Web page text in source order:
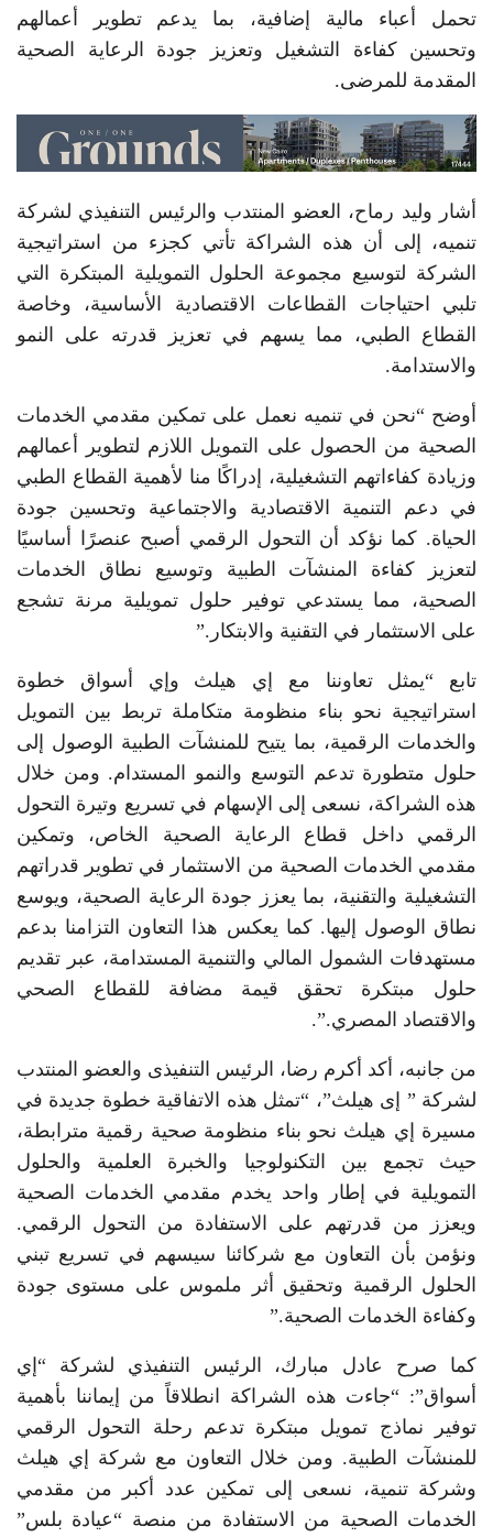
تحمل أعباء مالية إضافية، بما يدعم تطوير أعمالهم
وتحسين كفاءة التشغيل وتعزيز جودة الرعاية الصحية
المقدمة للمرضى.
أشار وليد رماح، العضو المنتدب والرئيس التنفيذي لشركة
تنميه، إلى أن هذه الشراكة تأتي كجزء من استراتيجية
الشركة لتوسيع مجموعة الحلول التمويلية المبتكرة التي
تلبي احتياجات القطاعات الاقتصادية الأساسية، وخاصة
القطاع الطبي، مما يسهم في تعزيز قدرته على النمو
والاستدامة.
أوضح “نحن في تنميه نعمل على تمكين مقدمي الخدمات
الصحية من الحصول على التمويل اللازم لتطوير أعمالهم
وزيادة كفاءاتهم التشغيلية، إدراكًا منا لأهمية القطاع الطبي
في دعم التنمية الاقتصادية والاجتماعية وتحسين جودة
الحياة. كما نؤكد أن التحول الرقمي أصبح عنصرًا أساسيًا
لتعزيز كفاءة المنشآت الطبية وتوسيع نطاق الخدمات
الصحية، مما يستدعي توفير حلول تمويلية مرنة تشجع
على الاستثمار في التقنية والابتكار.”
تابع “يمثل تعاوننا مع إي هيلث وإي أسواق خطوة
استراتيجية نحو بناء منظومة متكاملة تربط بين التمويل
والخدمات الرقمية، بما يتيح للمنشآت الطبية الوصول إلى
حلول متطورة تدعم التوسع والنمو المستدام. ومن خلال
هذه الشراكة، نسعى إلى الإسهام في تسريع وتيرة التحول
الرقمي داخل قطاع الرعاية الصحية الخاص، وتمكين
مقدمي الخدمات الصحية من الاستثمار في تطوير قدراتهم
التشغيلية والتقنية، بما يعزز جودة الرعاية الصحية، ويوسع
نطاق الوصول إليها. كما يعكس هذا التعاون التزامنا بدعم
مستهدفات الشمول المالي والتنمية المستدامة، عبر تقديم
حلول مبتكرة تحقق قيمة مضافة للقطاع الصحي
والاقتصاد المصري.”.
من جانبه، أكد أكرم رضا، الرئيس التنفيذى والعضو المنتدب
لشركة ” إى هيلث”، “تمثل هذه الاتفاقية خطوة جديدة في
مسيرة إي هيلث نحو بناء منظومة صحية رقمية مترابطة،
حيث تجمع بين التكنولوجيا والخبرة العلمية والحلول
التمويلية في إطار واحد يخدم مقدمي الخدمات الصحية
ويعزز من قدرتهم على الاستفادة من التحول الرقمي.
ونؤمن بأن التعاون مع شركائنا سيسهم في تسريع تبني
الحلول الرقمية وتحقيق أثر ملموس على مستوى جودة
وكفاءة الخدمات الصحية.”
كما صرح عادل مبارك، الرئيس التنفيذي لشركة “إي
أسواق”: “جاءت هذه الشراكة انطلاقاً من إيماننا بأهمية
توفير نماذج تمويل مبتكرة تدعم رحلة التحول الرقمي
للمنشآت الطبية. ومن خلال التعاون مع شركة إي هيلث
وشركة تنمية، نسعى إلى تمكين عدد أكبر من مقدمي
الخدمات الصحية من الاستفادة من منصة “عيادة بلس”